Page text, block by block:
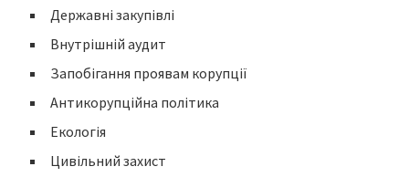
Державні закупівлі
Внутрішній аудит
Запобігання проявам корупції
Антикорупційна політика
Екологія
Цивільний захист